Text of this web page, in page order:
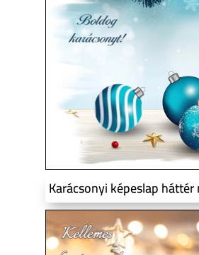
Karácsonyi képeslap